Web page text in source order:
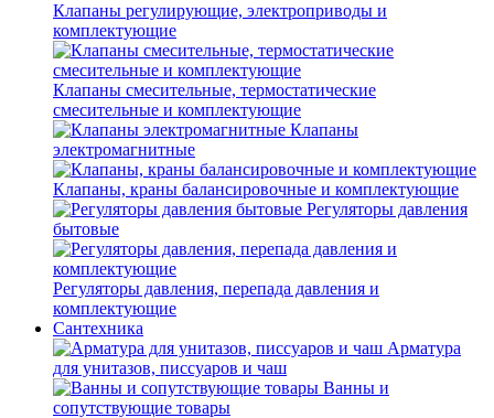
Клапаны регулирующие, электроприводы и
комплектующие
Клапаны смесительные, термостатические
смесительные и комплектующие
Клапаны
электромагнитные
Клапаны, краны балансировочные и комплектующие
Регуляторы давления
бытовые
Регуляторы давления, перепада давления и
комплектующие
Сантехника
Арматура
для унитазов, писсуаров и чаш
Ванны и
сопутствующие товары